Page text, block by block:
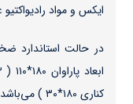
ایکس و مواد
کناری ۱۸۰*۳۰ ) می‌باشد.